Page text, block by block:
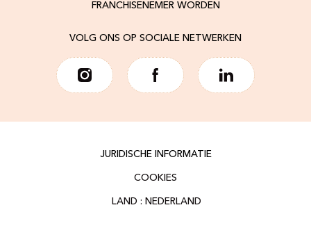
FRANCHISENEMER WORDEN
VOLG ONS OP SOCIALE NETWERKEN
JURIDISCHE INFORMATIE
COOKIES